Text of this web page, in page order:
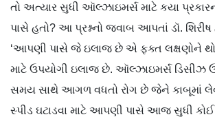
તો અત્યાર સુધી ઑલ્ઝાઇમર્સ માટે કયા
પાસે હતો? આ પ્રશ્નનો જવાબ આપતાં ડૉ.
‘આપણી પાસે જે ઇલાજ છે એ ફક્ત લક્ષણોને
માટે ઉપયોગી ઇલાજ છે. ઑલ્ઝાઇમર્સ ડિસીઝ
સમય સાથે આગળ વધતો રોગ છે જેને કાબૂમાં
સ્પીડ ઘટાડવા માટે આપણી પાસે આજ સુધી